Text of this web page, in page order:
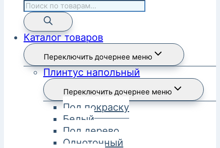
Каталог товаров
Переключить дочернее меню
Плинтус напольный
Переключить дочернее меню
Под покраску
Белый
Под дерево
Однотонный